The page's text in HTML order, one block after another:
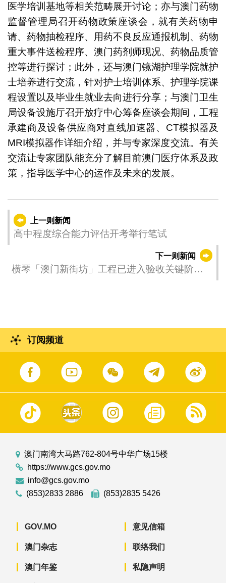
医学培训基地等相关范畴展开讨论；亦与澳门药物
监督管理局召开药物政策座谈会，就有关药物申
请、药物抽检程序、用药不良反应通报机制、药物
重大事件送检程序、澳门药剂师现况、药物品质管
控等进行探讨；此外，还与澳门镜湖护理学院就护
士培养进行交流，针对护士培训体系、护理学院课
程设置以及毕业生就业去向进行分享；与澳门卫生
局设备设施厅召开放疗中心筹备座谈会期间，工程
承建商及设备供应商对直线加速器、CT模拟器及
MRI模拟器作详细介绍，并与专家深度交流。有关
交流让专家团队能充分了解目前澳门医疗体系及政
策，指导医学中心的运作及未来的发展。
上一则新闻
高中程度综合能力评估开考举行笔试
下一则新闻
横琴「澳门新街坊」工程已进入验收关键阶段
订阅频道
澳门南湾大马路762-804号中华广场15楼
https://www.gcs.gov.mo
info@gcs.gov.mo
(853)2833 2886
(853)2835 5426
GOV.MO
澳门杂志
澳门年鉴
意见信箱
联络我们
私隐声明